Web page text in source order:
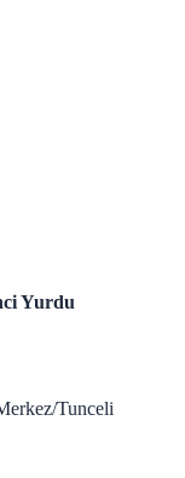
Yurdu
Tunceli